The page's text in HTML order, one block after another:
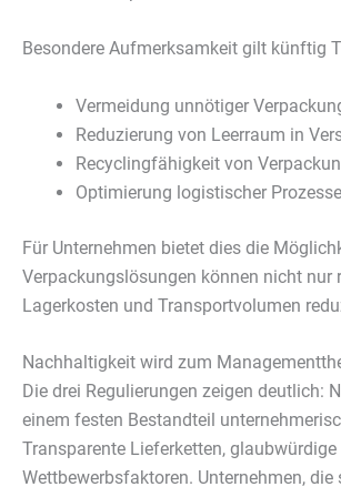
Besondere Aufmerksamkeit gilt künftig
Vermeidung unnötiger
Reduzierung von Leerraum in
Recyclingfähigkeit von
Optimierung logistischer Prozesse
Für Unternehmen bietet dies die
Verpackungslösungen können nicht
Lagerkosten und Transportvolumen
Nachhaltigkeit wird zum
Die drei Regulierungen zeigen
einem festen Bestandteil
Transparente Lieferketten,
Wettbewerbsfaktoren. Unternehmen,